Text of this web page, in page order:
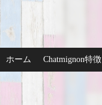
ホーム Chatmignon特徴